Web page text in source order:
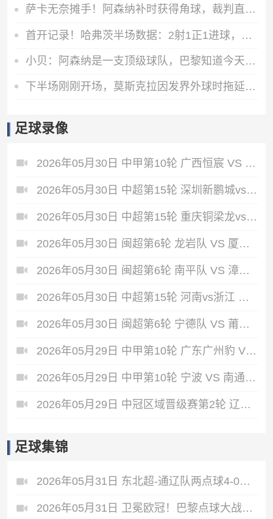
萨卡无奈摊手！阿森纳补时获得角球，裁判直接鸣哨结束上半场
首开记录！哈弗茨半场数据：2射1正1进球，传球成功率80%
小贝：阿森纳是一支顶级球队，巴黎知道今天的比赛会很困难
下半场刚刚开场，莫斯克拉因发界外球时拖延时间被黄牌警告
足球录像
2026年05月30日 中甲第10轮 广西恒宸 VS 佛山南狮 全场录像
2026年05月30日 中超第15轮 深圳新鹏城vs青岛海牛 全场录像
2026年05月30日 中超第15轮 重庆铜梁龙vs北京国安 全场录像
2026年05月30日 闽超第6轮 龙岩队 VS 厦门队 全场录像
2026年05月30日 闽超第6轮 南平队 VS 漳州队 全场录像
2026年05月30日 中超第15轮 河南vs浙江 全场录像
2026年05月30日 闽超第6轮 宁德队 VS 莆田队 全场录像
2026年05月29日 中甲第10轮 广东广州豹 VS 深圳青年人 全场录像
2026年05月29日 中甲第10轮 宁波 VS 南通支云 全场录像
2026年05月29日 中冠区域晋级赛第2轮 辽宁盛京新锐 VS 本溪清帆 全场录像
足球集锦
2026年05月31日 东北超-通辽队两点球4-0战胜鸡西队 通辽队1胜1平鸡西队遭遇2连败
2026年05月31日 卫冕欧冠！巴黎点球大战5-4击败阿森纳夺冠 加布里埃尔、埃泽失点